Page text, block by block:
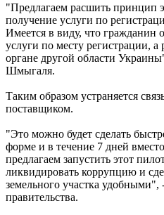
"Предлагаем расшить принцип
получение услуги по
Имеется в виду, что гражданин
услуги по месту регистрации, а
органе другой области
Шмыгаля.
Таким образом устраняется
поставщиком.
"Это можно будет сделать
форме и в течение 7 дней
предлагаем запустить этот
ликвидировать коррупцию и
земельного участка удобными",
правительства.